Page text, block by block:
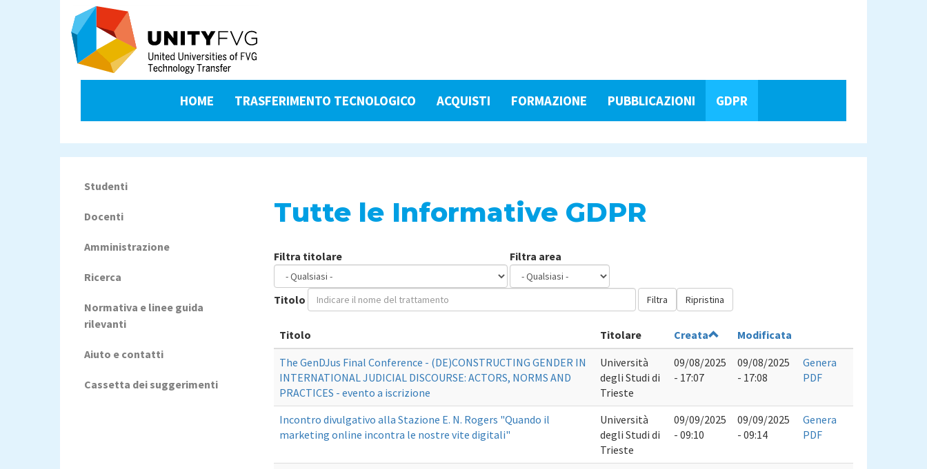
unityfvg-
gdpr
menu
HOME TRASFERIMENTO TECNOLOGICO ACQUISTI FORMAZIONE PUBBLICAZIONI GDPR
Navigazione
principale
Studenti
Docenti
Amministrazione
Ricerca
Normativa e linee guida
rilevanti
Aiuto e contatti
Cassetta dei suggerimenti
Tutte le Informative GDPR
Filtra titolare Filtra area
Titolo Filtra Ripristina
Titolo Titolare Creata
Modificata
The GenDJus Final Conference - (DE)CONSTRUCTING GENDER IN
INTERNATIONAL JUDICIAL DISCOURSE: ACTORS, NORMS AND
PRACTICES - evento a iscrizione
Università
degli Studi di
Trieste
09/08/2025
- 17:07
09/08/2025
- 17:08
Genera
PDF
Incontro divulgativo alla Stazione E. N. Rogers "Quando il
marketing online incontra le nostre vite digitali"
Università
degli Studi di
Trieste
09/09/2025
- 09:10
09/09/2025
- 09:14
Genera
PDF